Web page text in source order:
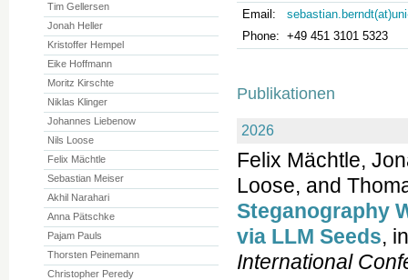
Email:
Phone: +49 451 3101 5323
Publikationen
2026
Felix Mächtle,
Loose, and
Steganography
via LLM Seeds,
International
Tim Gellersen
Jonah Heller
Kristoffer Hempel
Eike Hoffmann
Moritz Kirschte
Niklas Klinger
Johannes Liebenow
Nils Loose
Felix Mächtle
Sebastian Meiser
Akhil Narahari
Anna Pätschke
Pajam Pauls
Thorsten Peinemann
Christopher Peredy